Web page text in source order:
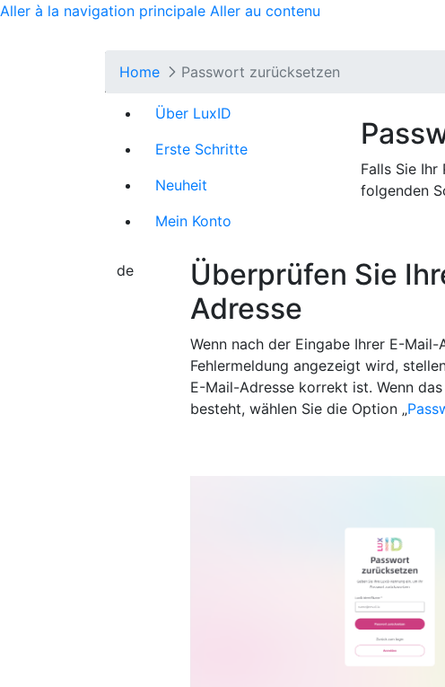
Aller à la navigation principale Aller au contenu
Über LuxID
Erste Schritte
Neuheit
Mein Konto
de
Home Passwort zurücksetzen
Falls Sie
folgenden
Überprüfen Sie
Adresse
Wenn nach der Eingabe Ihrer E-Mail-
Fehlermeldung angezeigt wird,
E-Mail-Adresse korrekt ist. Wenn
besteht, wählen Sie die Option „
Close
Cookie-
Diese Cookies sind für
erforderlich. Bitte
Weitere Informationen
Die von uns gesetzten
führen, dass bestimmte
Cookies von